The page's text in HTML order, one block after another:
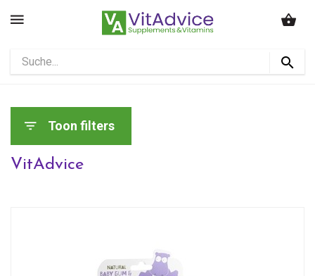
Toon filters
VitAdvice